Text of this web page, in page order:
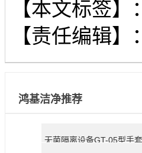
【本文标签】：
【责任编辑】：
鸿基洁净推荐